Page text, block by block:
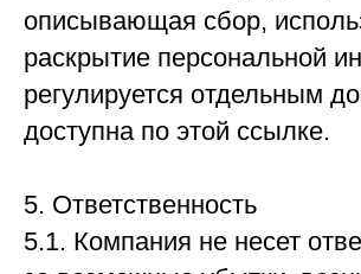
описывающая сбор,
раскрытие персональной
регулируется отдельным
доступна по этой ссылке.
5. Ответственность
5.1. Компания не несет